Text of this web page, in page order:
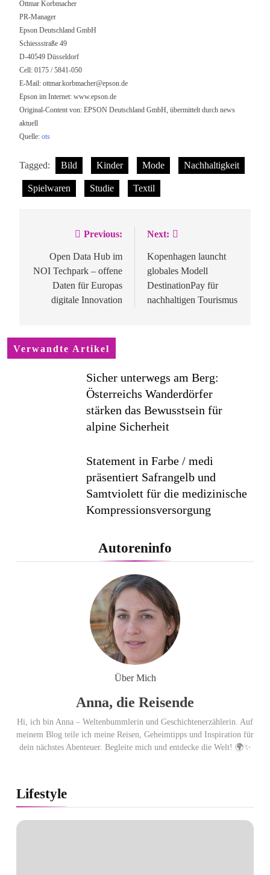
Ottmar Korbmacher
PR-Manager
Epson Deutschland GmbH
Schiessstraße 49
D-40549 Düsseldorf
Cell: 0175 / 5841-050
E-Mail: ottmar.korbmacher@epson.de
Epson im Internet: www.epson.de
Original-Content von: EPSON Deutschland GmbH, übermittelt durch news
aktuell
Quelle: ots
Tagged: Bild Kinder Mode Nachhaltigkeit
Spielwaren Studie Textil
Beitragsnavigation
Previous:
Open Data Hub im
NOI Techpark – offene
Daten für Europas
digitale Innovation
Next:
Kopenhagen launcht
globales Modell
DestinationPay für
nachhaltigen Tourismus
Verwandte Artikel
Sicher unterwegs am Berg:
Österreichs Wanderdörfer
stärken das Bewusstsein für
alpine Sicherheit
Statement in Farbe / medi
präsentiert Safrangelb und
Samtviolett für die medizinische
Kompressionsversorgung
PEPE JEANS LONDON AW26
Flachste mechanische
Weltzeituhr gewinnt Red Dot:
Best of the Best 2026 / NOMOS
Glashütte erzielt 94 von 100
Punkten.
Autoreninfo
Über Mich
Anna, die Reisende
Hi, ich bin Anna – Weltenbummlerin und Geschichtenerzählerin. Auf
meinem Blog teile ich meine Reisen, Geheimtipps und Inspiration für
dein nächstes Abenteuer. Begleite mich und entdecke die Welt! 🌍✨
Lifestyle